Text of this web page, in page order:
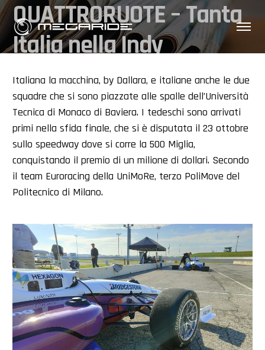
QUATTRORUOTE – Tanta
Italia nella Indy
Autonomous Challenge
Italiana la macchina, by Dallara, e italiane anche le due
squadre che si sono piazzate alle spalle dell’Università
Tecnica di Monaco di Baviera. I tedeschi sono arrivati
primi nella sfida finale, che si è disputata il 23 ottobre
sullo speedway dove si corre la 500 Miglia,
conquistando il premio di un milione di dollari. Secondo
il team Euroracing della UniMoRe, terzo PoliMove del
Politecnico di Milano.